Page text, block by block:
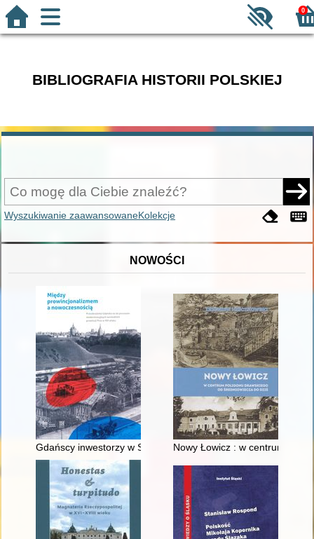
0
BIBLIOGRAFIA HISTORII POLSKIEJ
Wyszukiwanie zaawansowaneKolekcje
NOWOŚCI
Gdańscy inwestorzy w Sopocie : prestiż finansowy i
Nowy Łowicz : w centrum